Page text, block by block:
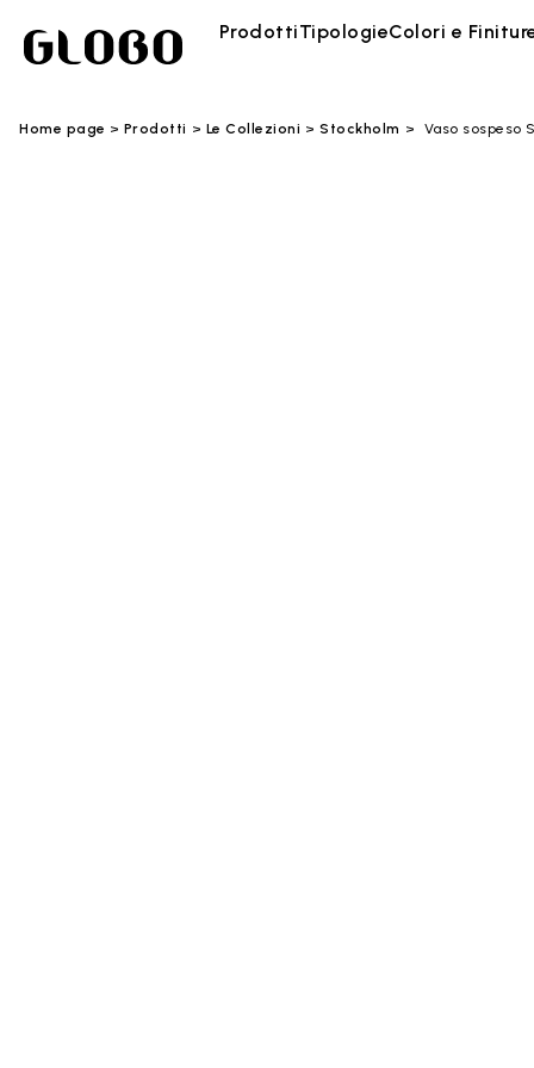
ProdottiTipologieColori e
Home page Prodotti Le Collezioni Stockholm Vaso sospeso